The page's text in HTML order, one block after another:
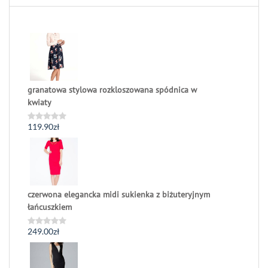
granatowa stylowa rozkloszowana spódnica w
kwiaty
Oceniono
119.90zł
czerwona elegancka midi sukienka z biżuteryjnym
łańcuszkiem
Oceniono
0
249.00zł